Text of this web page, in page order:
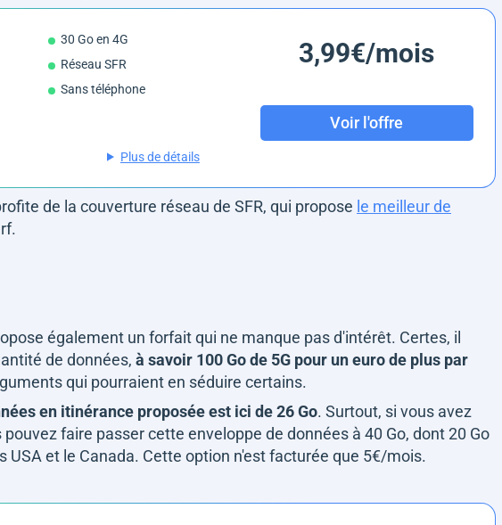
30 Go en 4G
Réseau SFR
Sans téléphone
3,99€/mois
Voir l'offre
Plus de détails
de la couverture réseau de SFR, qui propose le meilleur de
également un forfait qui ne manque pas d'intérêt. Certes, il
de données, à savoir 100 Go de 5G pour un euro de plus par
qui pourraient en séduire certains.
en itinérance proposée est ici de 26 Go. Surtout, si vous avez
faire passer cette enveloppe de données à 40 Go, dont 20 Go
USA et le Canada. Cette option n'est facturée que 5€/mois.